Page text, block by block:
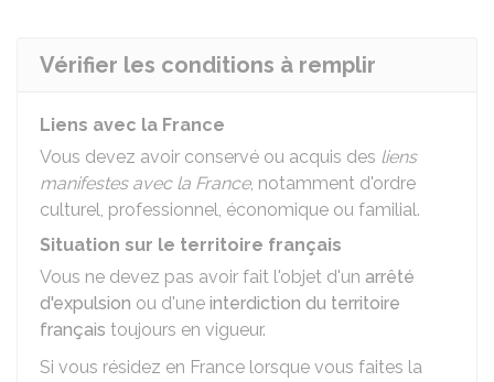
Vérifier les conditions à remplir
Liens avec la France
Vous devez avoir conservé ou acquis des liens
manifestes avec la France, notamment d'ordre
culturel, professionnel, économique ou familial.
Situation sur le territoire français
Vous ne devez pas avoir fait l'objet d'un arrêté
d'expulsion ou d'une interdiction du territoire
français toujours en vigueur.
Si vous résidez en France lorsque vous faites la